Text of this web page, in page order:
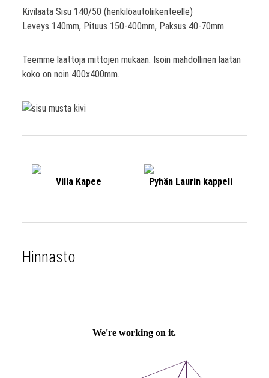
Kivilaata Sisu 140/50 (henkilöautoliikenteelle)
Leveys 140mm, Pituus 150-400mm, Paksus 40-70mm
Teemme laattoja mittojen mukaan. Isoin mahdollinen laatan
koko on noin 400x400mm.
Villa Kapee Pyhän Laurin kappeli
Hinnasto